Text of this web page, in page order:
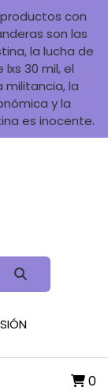
con
son las
la lucha de
30 mil, el
militancia, la
y la
es inocente.
0